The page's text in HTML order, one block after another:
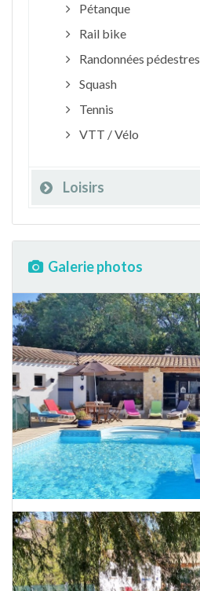
Pétanque
Rail bike
Randonnées pédestres
Squash
Tennis
VTT / Vélo
Loisirs
Galerie photos